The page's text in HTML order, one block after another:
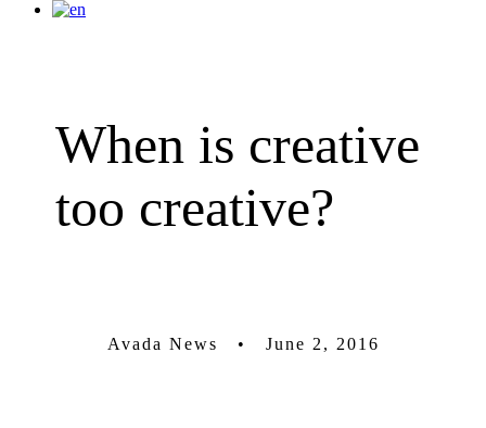
When is creative
too creative?
Avada News • June 2, 2016